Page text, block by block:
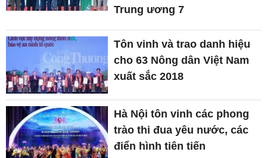
Trung ương 7
Tôn vinh và trao danh hiệu
cho 63 Nông dân Việt Nam
xuất sắc 2018
Hà Nội tôn vinh các phong
trào thi đua yêu nước, các
điển hình tiên tiến